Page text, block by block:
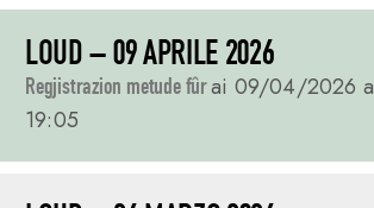
LOUD – 09 APRILE 2026
Regjistrazion metude fûrai 09/04/2026 a
19:05